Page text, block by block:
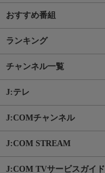
おすすめ番組
ランキング
チャンネル一覧
J:テレ
J:COMチャンネル
J:COM STREAM
J:COM TVサービスガイド